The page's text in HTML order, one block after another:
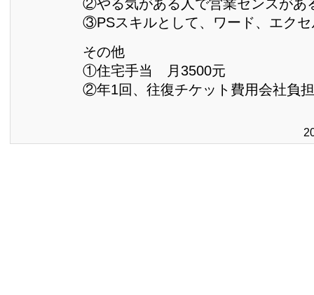
②やる気がある人で営業センスがあ
③PSスキルとして、ワード、エクセ
その他
①住宅手当 月3500元
②年1回、往復チケット費用会社負担